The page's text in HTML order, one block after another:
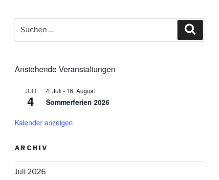
nach:
Anstehende Veranstaltungen
JULI
4
4. Juli - 16. August
Sommerferien 2026
Kalender anzeigen
ARCHIV
Juli 2026